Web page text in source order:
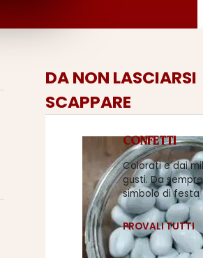
DA NON LASCIARSI
SCAPPARE
CONFETTI
Colorati e dai
gusti. Da sempre
simbolo di festa
PROVALI TUTTI